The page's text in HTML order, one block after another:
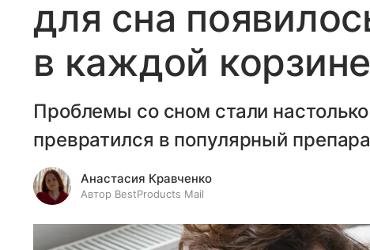
для сна
в каждой корзине
Проблемы со сном стали
превратился в популярный
Анастасия Кравченко
Автор BestProducts Mail